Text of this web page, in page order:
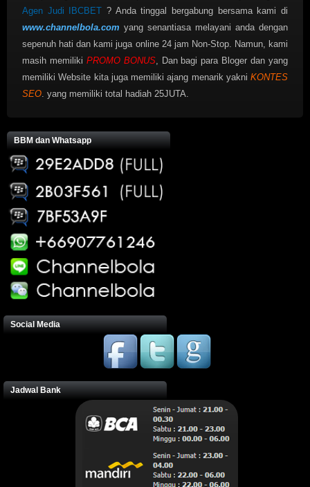
Agen Judi IBCBET ? Anda tinggal bergabung bersama kami di
www.channelbola.com yang senantiasa melayani anda dengan
sepenuh hati dan kami juga online 24 jam Non-Stop. Namun, kami
masih memiliki PROMO BONUS, Dan bagi para Bloger dan yang
memiliki Website kita juga memiliki ajang menarik yakni KONTES
SEO . yang memiliki total hadiah 25JUTA.
BBM dan Whatsapp
Social Media
Jadwal Bank